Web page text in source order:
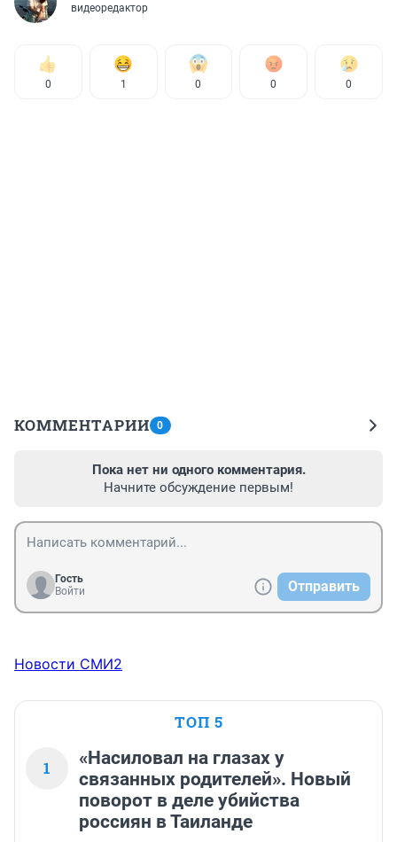
видеоредактор
0 1 0 0 0
КОММЕНТАРИИ 0
Пока нет ни одного комментария.
Начните обсуждение первым!
Гость
Войти
Отправить
Новости СМИ2
ТОП 5
1
«Насиловал на глазах у
связанных родителей». Новый
поворот в деле убийства
россиян в Таиланде